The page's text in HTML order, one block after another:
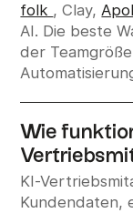
folk , Clay,
AI. Die beste
der
Wie
KI-
Kundendaten,